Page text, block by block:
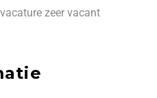
zeer vacant